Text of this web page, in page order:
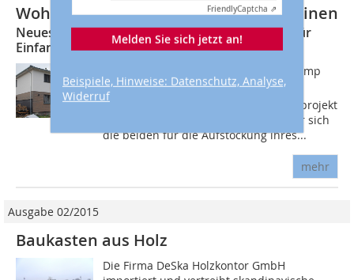
FriendlyCaptcha ⇗
Melden Sie sich jetzt an!
Beispiele, Hinweise: Datenschutz, Analyse,
Widerruf
Wohnaus aufgestockt mit Holzbausteinen
Neues Obergeschoss aus Steko-Holzmodulen für
Einfamilienhaus in Paderborn
Die Bauherren Jan und Julia Kuhlenkamp
aus Paderborn kannten das Steko-
Holzbausystem schon von einem Bauprojekt
aus der Nachbarschaft. Ein Jahr bevor sich
die beiden für die Aufstockung ihres...
mehr
Ausgabe 02/2015
Baukasten aus Holz
Die Firma DeSka Holzkontor GmbH